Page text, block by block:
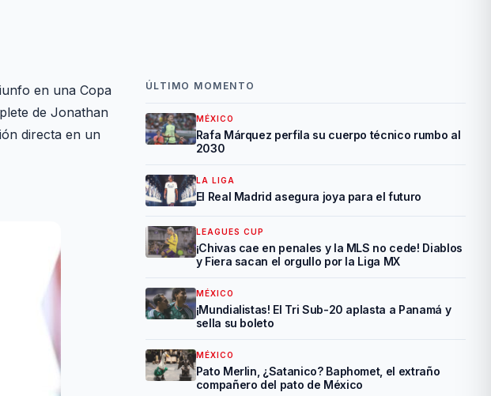
en una Copa
de Jonathan
directa en un
ÚLTIMO MOMENTO
MÉXICO
Rafa Márquez perfila su cuerpo técnico rumbo al
2030
LA LIGA
El Real Madrid asegura joya para el futuro
LEAGUES CUP
¡Chivas cae en penales y la MLS no cede! Diablos
y Fiera sacan el orgullo por la Liga MX
MÉXICO
¡Mundialistas! El Tri Sub-20 aplasta a Panamá y
sella su boleto
MÉXICO
Pato Merlin, ¿Satanico? Baphomet, el extraño
compañero del pato de México